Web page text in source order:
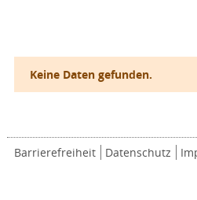
Keine Daten gefunden.
Barrierefreiheit Datenschutz